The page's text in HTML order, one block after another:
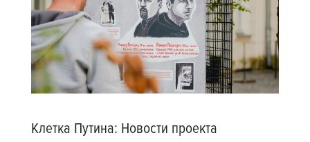
Клетка Путина: Новости проекта